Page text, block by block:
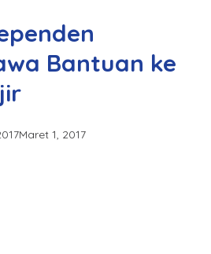
Bantuan ke
Maret 1, 2017